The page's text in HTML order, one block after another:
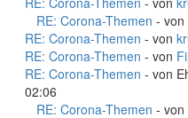
RE: Corona-Themen - von
RE: Corona-Themen - von
RE: Corona-Themen - von
RE: Corona-Themen - von
02:06
RE: Corona-Themen - von